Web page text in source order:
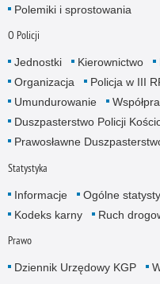
Polemiki i sprostowania
O Policji
Jednostki Kierownictwo
Organizacja
Policja w III
Umundurowanie
Duszpasterstwo Policji
Prawosławne
Statystyka
Informacje Ogólne
Kodeks karny
Ruch
Prawo
Dziennik Urzędowy KGP